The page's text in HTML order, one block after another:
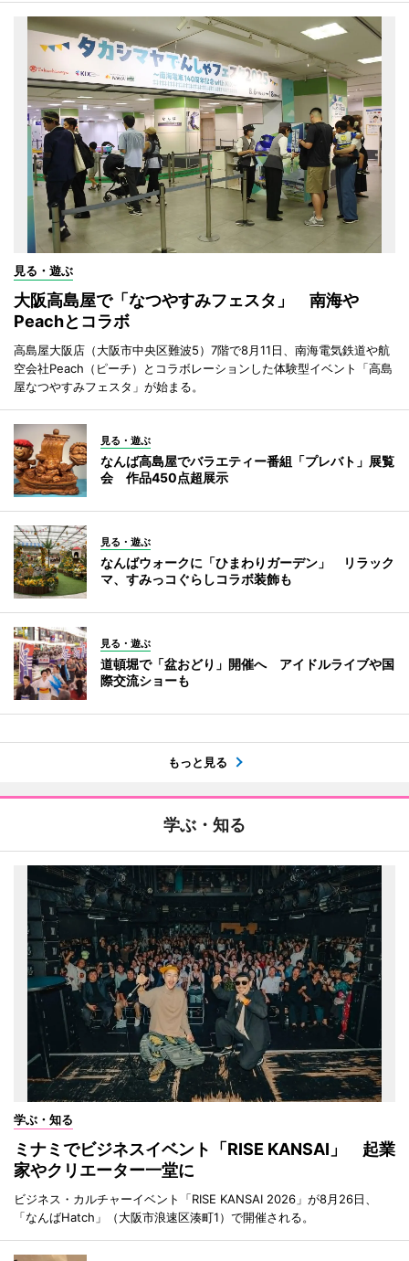
見る・遊ぶ
大阪高島屋で「なつやすみフェスタ」 南海や
Peachとコラボ
高島屋大阪店（大阪市中央区難波5）7階で8月11日、南海電気鉄道や航
空会社Peach（ピーチ）とコラボレーションした体験型イベント「高島
屋なつやすみフェスタ」が始まる。
見る・遊ぶ
なんば高島屋でバラエティー番組「プレバト」展覧
会 作品450点超展示
見る・遊ぶ
なんばウォークに「ひまわりガーデン」 リラック
マ、すみっコぐらしコラボ装飾も
見る・遊ぶ
道頓堀で「盆おどり」開催へ アイドルライブや国
際交流ショーも
もっと見る
学ぶ・知る
学ぶ・知る
ミナミでビジネスイベント「RISE KANSAI」 起業
家やクリエーター一堂に
ビジネス・カルチャーイベント「RISE KANSAI 2026」が8月26日、
「なんばHatch」（大阪市浪速区湊町1）で開催される。